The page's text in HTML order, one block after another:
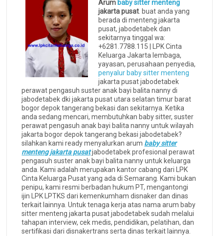
Arum baby sitter menteng
jakarta pusat. buat anda yang
berada di menteng jakarta
pusat, jabodetabek dan
sekitarnya tinggal wa:
+6281.7788.115 | LPK Cinta
Keluarga Jakarta lembaga,
yayasan, perusahaan penyedia,
penyalur baby sitter menteng
jakarta pusat jabodetabek
perawat pengasuh suster anak bayi balita nanny di
jabodetabek dki jakarta pusat utara selatan timur barat
bogor depok tangerang bekasi dan sekitarnya. Ketika
anda sedang mencari, membutuhkan baby sitter, suster
perawat pengasuh anak bayi balita nanny untuk wilayah
jakarta bogor depok tangerang bekasi jabodetabek?
silahkan kami ready menyalurkan arum baby sitter
menteng jakarta pusatjabodetabek profesional perawat
pengasuh suster anak bayi balita nanny untuk keluarga
anda. Kami adalah merupakan kantor cabang dari LPK
Cinta Keluarga Pusat yang ada di Semarang. Kami bukan
penipu, kami resmi berbadan hukum PT, mengantongi
ijin LPK LPTKS dari kemenkumham disnaker dan dinas
terkait lainnya. Untuk tenaga kerja atas nama arum baby
sitter menteng jakarta pusat jabodetabek sudah melalui
tahapan interview, cek medis, pendidikan, pelatihan, dan
sertifikasi dari disnakertrans serta dinas terkait lainnya.